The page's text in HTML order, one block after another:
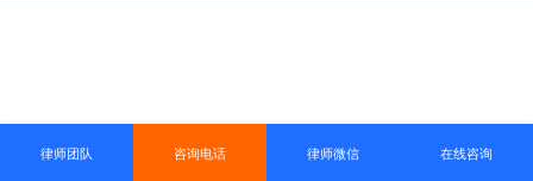
律师团队 咨询电话 律师微信 在线咨询